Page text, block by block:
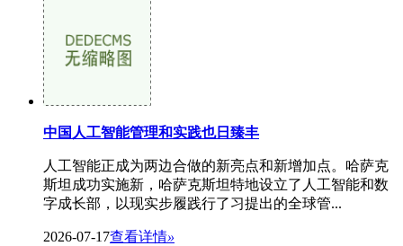
中国人工智能管理和实践也日臻丰
人工智能正成为两边合做的新亮点和新增加点。哈萨克
斯坦成功实施新，哈萨克斯坦特地设立了人工智能和数
字成长部，以现实步履践行了习提出的全球管...
2026-07-17查看详情»